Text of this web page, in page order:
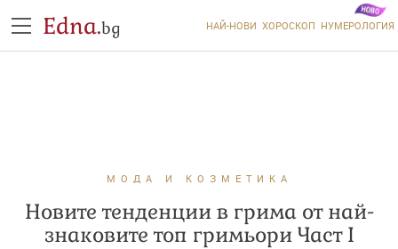
Edna.bg НАЙ-НОВИ ХОРОСКОП НУМЕРОЛОГИЯ
МОДА И КОЗМЕТИКА
Новите тенденции в грима от най-
знаковите топ гримьори Част I